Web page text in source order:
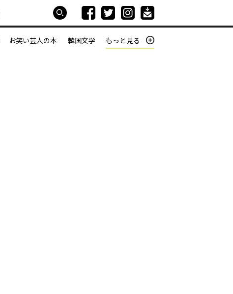
お笑い芸人の本 韓国文学 もっと見る